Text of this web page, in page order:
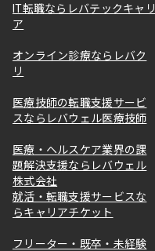
IT転職ならレバテックキャリ
ア
オンライン診療ならレバク
リ
医療技師の転職支援サービ
スならレバウェル医療技師
医療・ヘルスケア業界の課
題解決支援ならレバウェル
株式会社
就活・転職支援サービスな
らキャリアチケット
フリーター・既卒・未経験